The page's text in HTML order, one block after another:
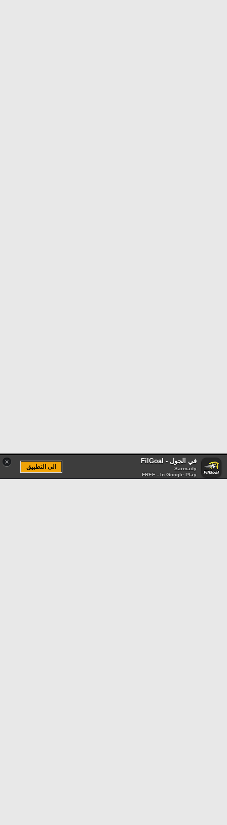
× في الجول - FilGoal
Sarmady
FREE - In Google Play
الى التطبيق